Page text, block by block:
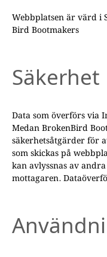
Webbplatsen är värd i
Bird Bootmakers
Säkerhet
Data som överförs via
Medan BrokenBird
säkerhetsåtgärder för
som skickas på
kan avlyssnas av
mottagaren.